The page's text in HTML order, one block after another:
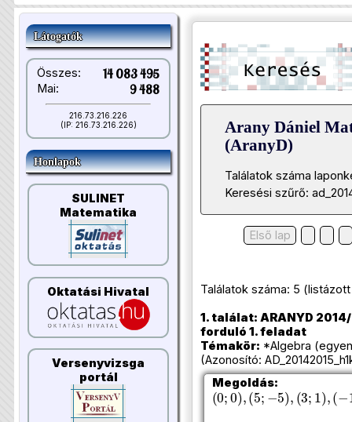
Látogatók
Összes: 14 083 495
Mai: 9 488
216.73.216.226
(IP: 216.73.216.226)
Honlapok
SULINET
Matematika
Oktatási Hivatal
Versenyvizsga
portál
Arany Dániel
(AranyD)
Találatok száma
Keresési szűrő:
Első lap
Találatok száma: 5
1. találat: ARANYD
forduló 1. feladat
Témakör: *Algebra
(Azonosító:
Megoldás:
(0;0),(5;−5) (3 1), − ;